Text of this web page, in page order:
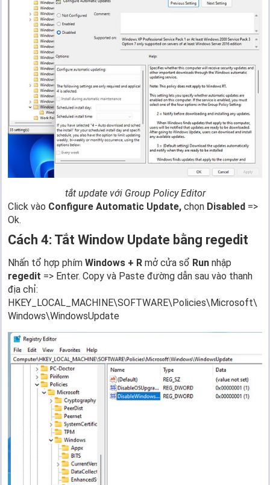
tắt update với Group Policy Editor
Click vào Configure Automatic Update, chọn Disabled =>
Ok.
Cách 4: Tắt Window Update bằng regedit
Nhấn tổ hợp phím Windows + R mở cửa sổ Run nhập
regedit => Enter. Copy và Paste đường dẫn sau vào thanh
địa chỉ:
HKEY_LOCAL_MACHINE\SOFTWARE\Policies\Microsoft\
Windows\WindowsUpdate